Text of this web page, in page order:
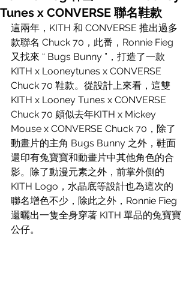
Tunes x CONVERSE 聯名鞋款
這兩年，KITH 和 CONVERSE 推出過多
款聯名 Chuck 70，此番，Ronnie Fieg
又找來 “ Bugs Bunny ”，打造了一款
KITH x Looneytunes x CONVERSE
Chuck 70 鞋款。從設計上來看，這雙
KITH x Looney Tunes x CONVERSE
Chuck 70 頗似去年KITH x Mickey
Mouse x CONVERSE Chuck 70，除了
動畫片的主角 Bugs Bunny 之外，鞋面
還印有兔寶寶和動畫片中其他角色的合
影。除了動漫元素之外，前掌外側的
KITH Logo，水晶底等設計也為這次的
聯名增色不少，除此之外，Ronnie Fieg
還曬出一隻全身穿著 KITH 單品的兔寶寶
公仔。